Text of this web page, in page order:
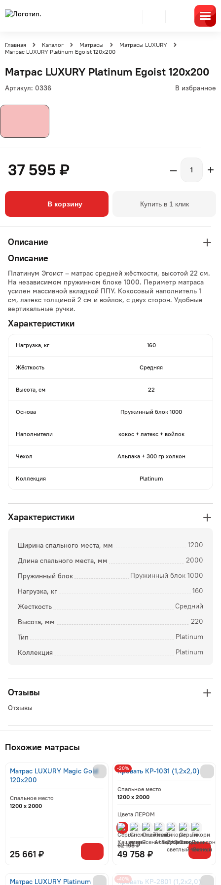
Главная Каталог Матрасы
Матрасы LUXURY
Матрас LUXURY Platinum Egoist 120x200
Матрас LUXURY Platinum Egoist 120x200
Артикул: 0336 В избранное
37 595 ₽ – +
В корзину Купить в 1 клик
Описание
Описание
Платинум Эгоист – матрас средней жёсткости, высотой 22 см.
На независимом пружинном блоке 1000. Периметр матраса
усилен массивной вкладкой ППУ. Кокосовый наполнитель 1
см, латекс толщиной 2 см и войлок, с двух сторон. Удобные
вертикальные ручки.
Характеристики
Нагрузка, кг 160
Жёсткость Средняя
Высота, см 22
Основа Пружинный блок 1000
Наполнители кокос + латекс + войлок
Чехол Альпака + 300 гр холкон
Коллекция Platinum
Характеристики
Ширина спального места, мм 1200
Длина спального места, мм 2000
Пружинный блок Пружинный блок 1000
Нагрузка, кг 160
Жесткость Средний
Высота, мм 220
Тип Platinum
Коллекция Platinum
Отзывы
Отзывы
Похожие матрасы
Матрас LUXURY Magic Gold
120x200
Спальное место
1200 x 2000
25 661 ₽
Кровать КР-1031 (1,2x2,0)
Спальное место
1200 x 2000
Цвета ЛЕРОМ
49 758 ₽
62 198 ₽
-20%
Матрас LUXURY Platinum
Кровать КР-2801 (1,2x2,0)
-40%